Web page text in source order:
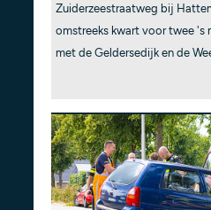
Zuiderzeestraatweg bij
omstreeks kwart voor twee 's
met de Geldersedijk en de